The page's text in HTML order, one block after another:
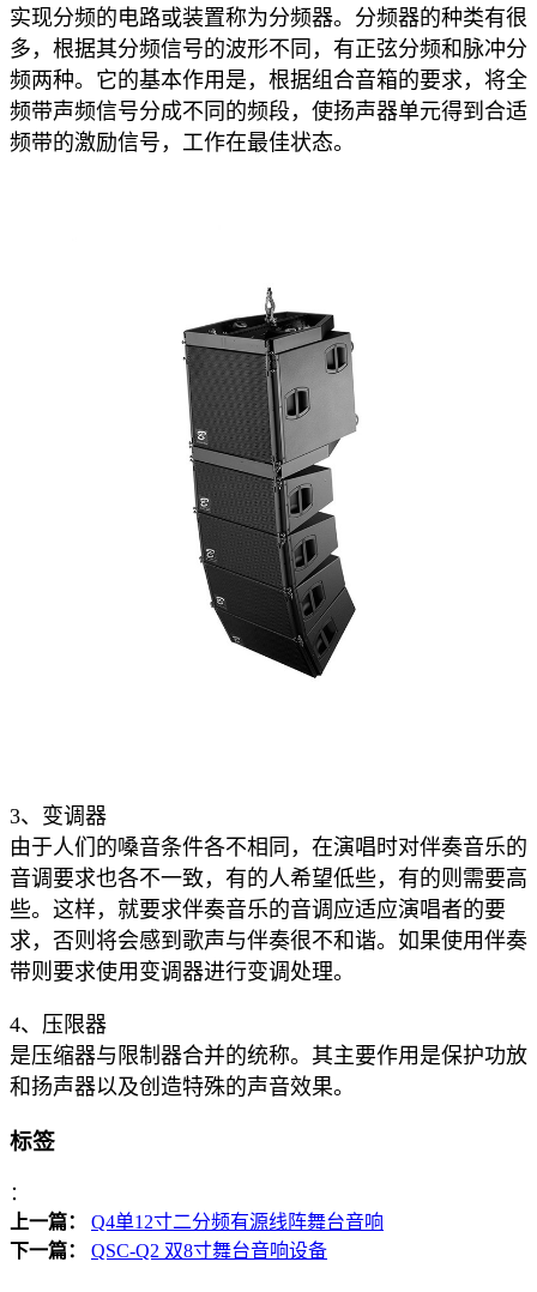
实现分频的电路或装置称为分频器。分频器的种类有很
多，根据其分频信号的波形不同，有正弦分频和脉冲分
频两种。它的基本作用是，根据组合音箱的要求，将全
频带声频信号分成不同的频段，使扬声器单元得到合适
频带的激励信号，工作在最佳状态。
3、变调器
由于人们的嗓音条件各不相同，在演唱时对伴奏音乐的
音调要求也各不一致，有的人希望低些，有的则需要高
些。这样，就要求伴奏音乐的音调应适应演唱者的要
求，否则将会感到歌声与伴奏很不和谐。如果使用伴奏
带则要求使用变调器进行变调处理。
4、压限器
是压缩器与限制器合并的统称。其主要作用是保护功放
和扬声器以及创造特殊的声音效果。
标签
：
上一篇：
Q4单12寸二分频有源线阵舞台音响
下一篇：
QSC-Q2 双8寸舞台音响设备